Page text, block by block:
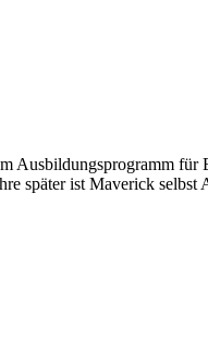
Ausbildungsprogramm
später ist Maverick